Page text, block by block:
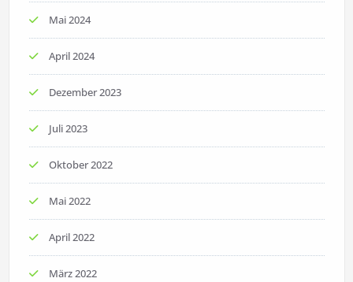
Mai 2024
April 2024
Dezember 2023
Juli 2023
Oktober 2022
Mai 2022
April 2022
März 2022